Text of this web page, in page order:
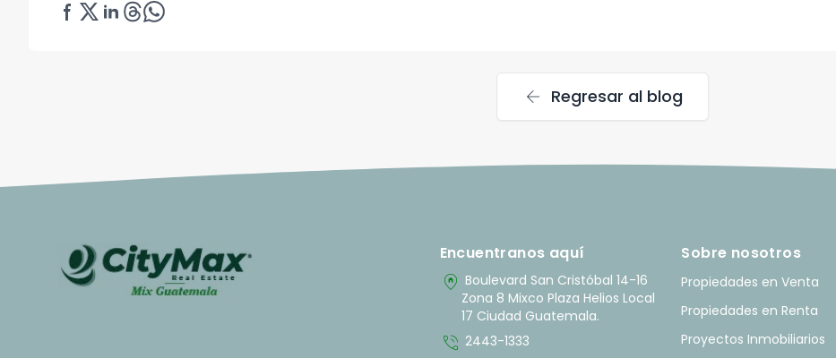
arrow_back Regresar al blog
Encuentranos aquí
home_pin Boulevard San Cristóbal 14-16
Zona 8 Mixco Plaza Helios Local
17 Ciudad Guatemala.
phone_in_talk 2443-1333
Sobre nosotros
Propiedades en Venta
Propiedades en Renta
Proyectos Inmobiliarios